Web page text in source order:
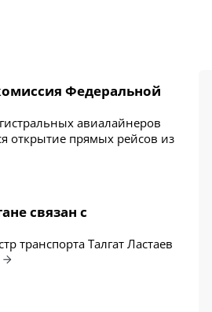
Федеральной
авиалайнеров
открытие прямых рейсов из
связан с
транспорта Талгат Ластаев